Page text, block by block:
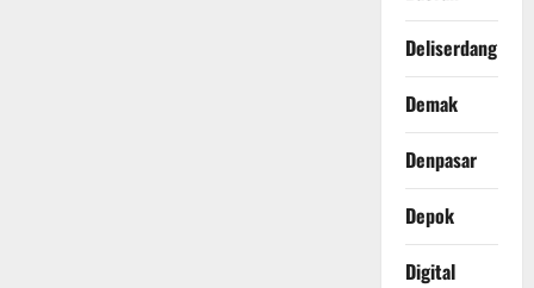
Deliserdang
Demak
Denpasar
Depok
Digital